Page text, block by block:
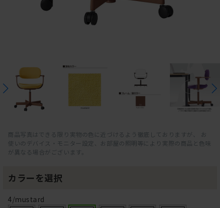
商品写真はできる限り実物の色に近づけるよう徹底しておりますが、 お
使いのデバイス・モニター設定、お部屋の照明等により実際の商品と色味
が異なる場合がございます。
カラーを選択
4/mustard